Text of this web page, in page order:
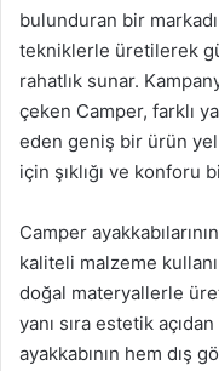
bulunduran bir
tekniklerle üretilerek
rahatlık sunar.
çeken Camper, farklı
eden geniş bir ürün
için şıklığı ve konforu
Camper
kaliteli malzeme
doğal materyallerle
yanı sıra estetik
ayakkabının hem dış